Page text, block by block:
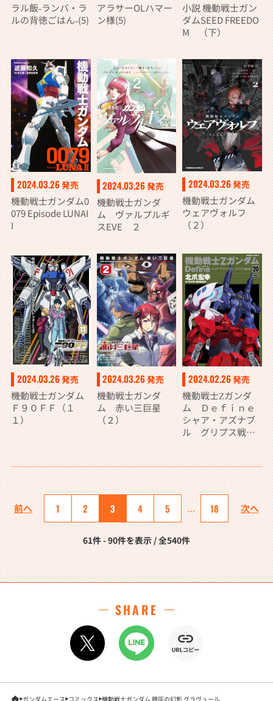
ラル飯‐ランバ・ラ
ルの背徳ごはん‐(5)
アラサーOLハマー
ン様(5)
小説 機動戦士ガン
ダムSEED FREEDO
M （下）
2024.03.26発売
機動戦士ガンダム0
079 Episode LUNAI
I
2024.03.26発売
機動戦士ガンダ
ム ヴァルプルギ
スEVE ２
2024.03.26発売
機動戦士ガンダム
ウェアヴォルフ
（２）
2024.03.26発売
機動戦士ガンダム
Ｆ９０ＦＦ（１
１）
2024.03.26発売
機動戦士ガンダ
ム 赤い三巨星
（２）
2024.02.26発売
機動戦士Ζガンダ
ム Ｄｅｆｉｎｅ
シャア・アズナブ
ル グリプス戦役
前へ 1 2 3 4 5 ... 18 次へ
61件 - 90件を表示 / 全540件
SHARE
ガンダムエース コミックス 機動戦士ガンダム 銀灰の幻影 グラヴュール